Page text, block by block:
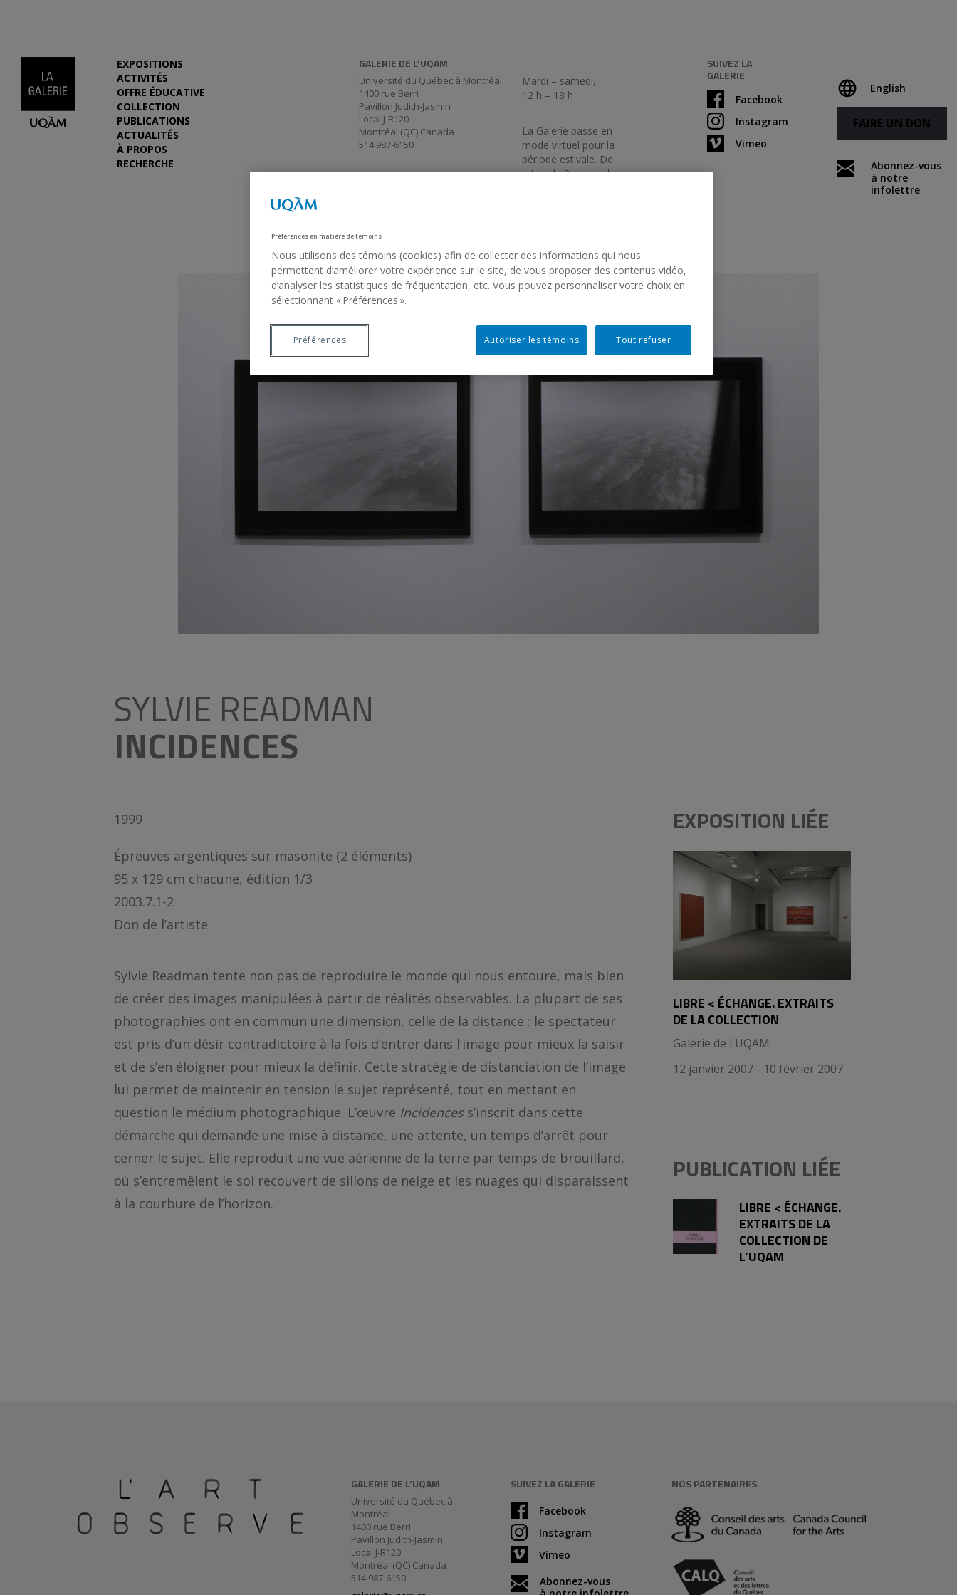
EXPOSITIONS
ACTIVITÉS
OFFRE ÉDUCATIVE
COLLECTION
PUBLICATIONS
ACTUALITÉS
À PROPOS
RECHERCHE
GALERIE DE L’UQAM
Université du Québec à Montréal
1400 rue Berri
Pavillon Judith-Jasmin
Local J-R120
Montréal (QC) Canada
514 987-6150
Mardi – samedi,
12 h – 18 h
La Galerie passe en
mode virtuel pour la
période estivale. De
retour le 3 septembre
SUIVEZ LA
GALERIE
Facebook
Instagram
Vimeo
English
FAIRE UN DON
Abonnez-vous
à notre
infolettre
SYLVIE READMAN
INCIDENCES
1999
Épreuves argentiques sur masonite (2 éléments)
95 x 129 cm chacune, édition 1/3
2003.7.1-2
Don de l’artiste
Sylvie Readman tente non pas de reproduire le monde qui nous entoure, mais bien
de créer des images manipulées à partir de réalités observables. La plupart de ses
photographies ont en commun une dimension, celle de la distance : le spectateur
est pris d’un désir contradictoire à la fois d’entrer dans l’image pour mieux la saisir
et de s’en éloigner pour mieux la définir. Cette stratégie de distanciation de l’image
lui permet de maintenir en tension le sujet représenté, tout en mettant en
question le médium photographique. L’œuvre Incidencess’inscrit dans cette
démarche qui demande une mise à distance, une attente, un temps d’arrêt pour
cerner le sujet. Elle reproduit une vue aérienne de la terre par temps de brouillard,
où s’entremêlent le sol recouvert de sillons de neige et les nuages qui disparaissent
à la courbure de l’horizon.
EXPOSITION LIÉE
LIBRE < ÉCHANGE. EXTRAITS
DE LA COLLECTION
Galerie de l'UQAM
12 janvier 2007 - 10 février 2007
PUBLICATION LIÉE
LIBRE < ÉCHANGE.
EXTRAITS DE LA
COLLECTION DE
L’UQAM
GALERIE DE L’UQAM
Université du Québec à
Montréal
1400 rue Berri
Pavillon Judith-Jasmin
Local J-R120
Montréal (QC) Canada
514 987-6150
SUIVEZ LA GALERIE
Facebook
Instagram
Vimeo
Abonnez-vous
NOS PARTENAIRES
Préférences en matière de témoins
Nous utilisons des témoins (cookies) afin de collecter des informations qui nous
permettent d’améliorer votre expérience sur le site, de vous proposer des contenus vidéo,
d’analyser les statistiques de fréquentation, etc. Vous pouvez personnaliser votre choix en
sélectionnant « Préférences ».
Tout refuser
Autoriser les témoins
Préférences